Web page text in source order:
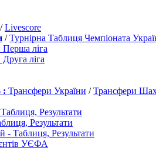
/Livescore
/Турнірна Таблиця Чемпіоната
ліга
ліга
: Трансфери України /Трансфери
Результати
Результати
- Таблиця, Результати
УЄФА